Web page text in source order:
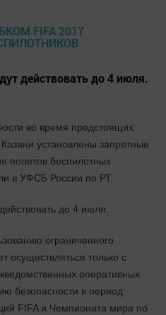
действовать до 4 июля.
во время предстоящих
установлены запретные
полетов беспилотных
в УФСБ России по РТ.
до 4 июля.
ограниченного
осуществляться только с
оперативных
безопасности в период
FIFA и Чемпионата мира по